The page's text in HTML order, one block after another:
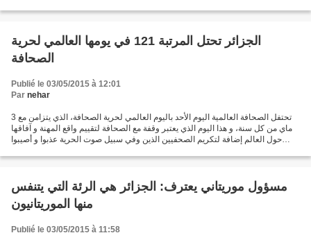
الجزائر تحتل المرتبة 121 في يومها العالمي لحرية
الصحافة
Publié le 03/05/2015 à 12:01
Par nehar
تحتفل الصحافة العالمية اليوم الأحد باليوم العالمي لحرية الصحافة، الذي يتزامن مع 3
ماي من كل سنة، و هذا اليوم الذي يعتبر وقفة مع الصحافة لتقييم واقع المهنة و آفاقها
حول العالم إضافة لتكريم الصحفيين الذين وفي سبيل صوت الحرية عذبوا و أصيبوا
مسؤول موريتاني يعترف: الجزائر هي الرئة التي يتنفس
منها الموريتانيون
Publié le 03/05/2015 à 11:58